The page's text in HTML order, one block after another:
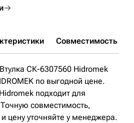
Совместимость
СК-6307560 Hidromek
по выгодной цене.
подходит для
совместимость,
цену уточняйте у менеджера.